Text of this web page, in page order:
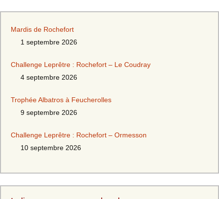
Mardis de Rochefort
1 septembre 2026
Challenge Leprêtre : Rochefort – Le Coudray
4 septembre 2026
Trophée Albatros à Feucherolles
9 septembre 2026
Challenge Leprêtre : Rochefort – Ormesson
10 septembre 2026